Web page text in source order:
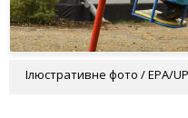
Ілюстративне фото / EPA/